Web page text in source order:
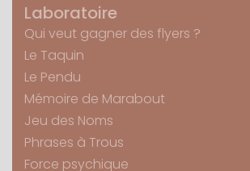
Laboratoire
Qui veut gagner des flyers ?
Le Taquin
Le Pendu
Mémoire de Marabout
Jeu des Noms
Phrases à Trous
Force psychique